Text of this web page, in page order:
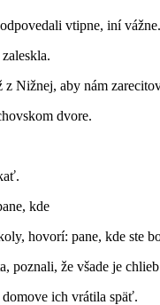
vtipne, iní vážne.
Nižnej, aby nám
dvore.
kde
hovorí: pane, kde ste
poznali, že všade je
ich vrátila späť.